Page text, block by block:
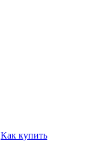
Как купить